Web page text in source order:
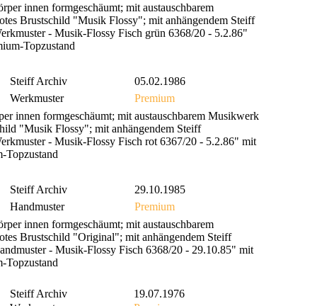
innen formgeschäumt; mit austauschbarem
Brustschild "Musik Flossy"; mit anhängendem Steiff
- Musik-Flossy Fisch grün 6368/20 - 5.2.86"
Topzustand
Steiff Archiv
05.02.1986
Werkmuster
Premium
innen formgeschäumt; mit austauschbarem Musikwerk
"Musik Flossy"; mit anhängendem Steiff
- Musik-Flossy Fisch rot 6367/20 - 5.2.86" mit
Topzustand
Steiff Archiv
29.10.1985
Handmuster
Premium
innen formgeschäumt; mit austauschbarem
Brustschild "Original"; mit anhängendem Steiff
- Musik-Flossy Fisch 6368/20 - 29.10.85" mit
Topzustand
Steiff Archiv
19.07.1976